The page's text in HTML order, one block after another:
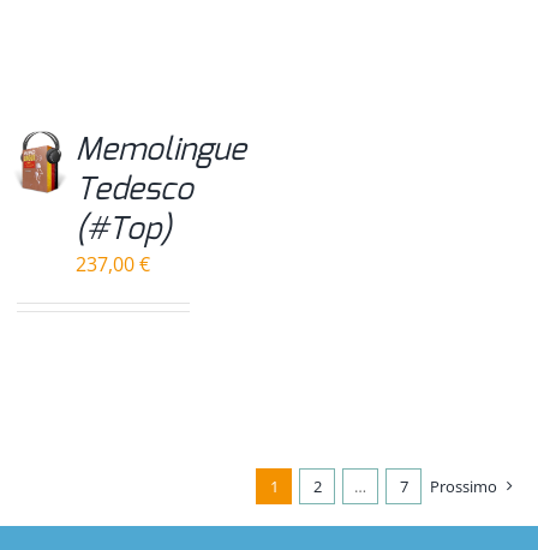
Memolingue
Tedesco
(#Top)
237,00€
1 2 … 7 Prossimo